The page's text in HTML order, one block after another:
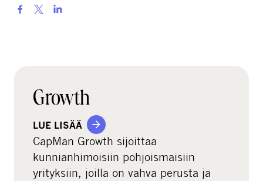
S
Growth
LUE LISÄÄ
CapMan Growth sijoittaa
kunnianhimoisiin pohjoismaisiin
yrityksiin, joilla on vahva perusta ja